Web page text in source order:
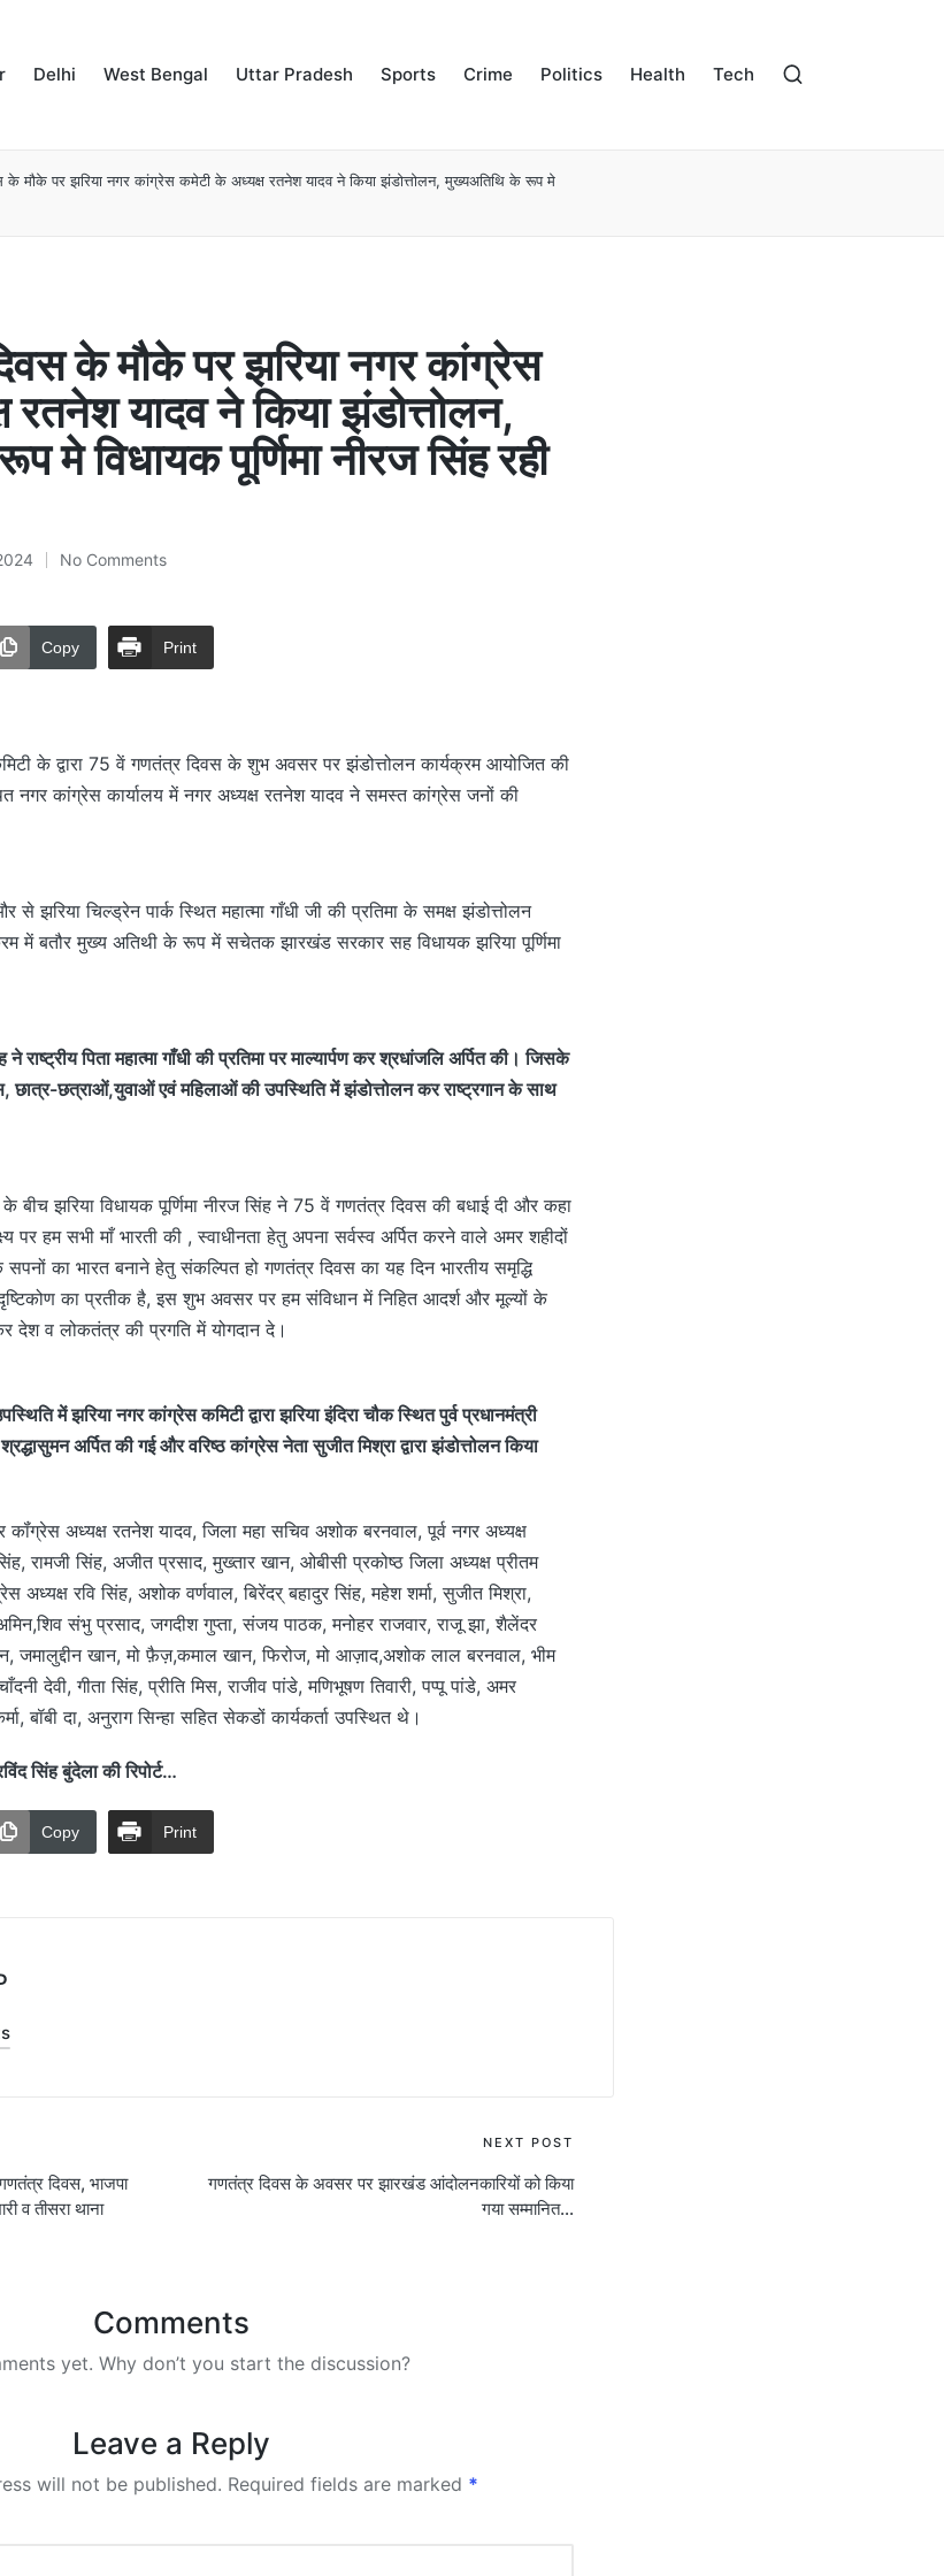
Delhi West Bengal Uttar Pradesh Sports Crime Politics Health Tech
के मौके पर झरिया नगर कांग्रेस कमेटी के अध्यक्ष रतनेश यादव ने किया झंडोत्तोलन, मुख्यअतिथि के रूप मे
के मौके पर झरिया नगर कांग्रेस
यादव ने किया झंडोत्तोलन,
मे विधायक पूर्णिमा नीरज सिंह रही
No Comments
Copy Print
के द्वारा 75 वें गणतंत्र दिवस के शुभ अवसर पर झंडोत्तोलन कार्यक्रम आयोजित की
नगर कांग्रेस कार्यालय में नगर अध्यक्ष रतनेश यादव ने समस्त कांग्रेस जनों की
झरिया चिल्ड्रेन पार्क स्थित महात्मा गाँधी जी की प्रतिमा के समक्ष झंडोत्तोलन
में बतौर मुख्य अतिथी के रूप में सचेतक झारखंड सरकार सह विधायक झरिया पूर्णिमा
राष्ट्रीय पिता महात्मा गाँधी की प्रतिमा पर माल्यार्पण कर श्रधांजलि अर्पित की। जिसके
छात्र-छत्राओं,युवाओं एवं महिलाओं की उपस्थिति में झंडोत्तोलन कर राष्ट्रगान के साथ
बीच झरिया विधायक पूर्णिमा नीरज सिंह ने 75 वें गणतंत्र दिवस की बधाई दी और कहा
हम सभी माँ भारती की , स्वाधीनता हेतु अपना सर्वस्व अर्पित करने वाले अमर शहीदों
का भारत बनाने हेतु संकल्पित हो गणतंत्र दिवस का यह दिन भारतीय समृद्धि
का प्रतीक है, इस शुभ अवसर पर हम संविधान में निहित आदर्श और मूल्यों के
देश व लोकतंत्र की प्रगति में योगदान दे।
में झरिया नगर कांग्रेस कमिटी द्वारा झरिया इंदिरा चौक स्थित पुर्व प्रधानमंत्री
अर्पित की गई और वरिष्ठ कांग्रेस नेता सुजीत मिश्रा द्वारा झंडोत्तोलन किया
अध्यक्ष रतनेश यादव, जिला महा सचिव अशोक बरनवाल, पूर्व नगर अध्यक्ष
रामजी सिंह, अजीत प्रसाद, मुख्तार खान, ओबीसी प्रकोष्ठ जिला अध्यक्ष प्रीतम
अध्यक्ष रवि सिंह, अशोक वर्णवाल, बिरेंदर् बहादुर सिंह, महेश शर्मा, सुजीत मिश्रा,
संभु प्रसाद, जगदीश गुप्ता, संजय पाठक, मनोहर राजवार, राजू झा, शैलेंदर
जमालुद्दीन खान, मो फ़ैज़,कमाल खान, फिरोज, मो आज़ाद,अशोक लाल बरनवाल, भीम
देवी, गीता सिंह, प्रीति मिस, राजीव पांडे, मणिभूषण तिवारी, पप्पू पांडे, अमर
बॉबी दा, अनुराग सिन्हा सहित सेकडों कार्यकर्ता उपस्थित थे।
सिंह बुंदेला की रिपोर्ट…
Copy Print
दिवस, भाजपा
व तीसरा थाना
NEXT POST
गणतंत्र दिवस के अवसर पर झारखंड आंदोलनकारियों को किया
गया सम्मानित…
Comments
yet. Why don’t you start the discussion?
Leave a Reply
will not be published. Required fields are marked *